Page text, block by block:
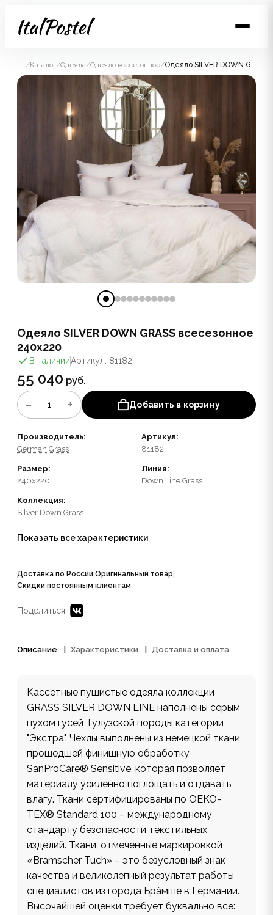
/Каталог/Одеяла/Одеяло всесезонное/ Одеяло SILVER DOWN GRASS всесезонное 240x220
Одеяло SILVER DOWN GRASS всесезонное
240x220
В наличииАртикул: 81182
55 040 руб.
− 1 + Добавить в корзину
Производитель:
German Grass
Артикул:
81182
Размер:
240x220
Линия:
Down Line Grass
Коллекция:
Silver Down Grass
Показать все характеристики
Доставка по России Оригинальный товар
Скидки постоянным клиентам
Поделиться:
Описание Характеристики Доставка и оплата
Кассетные пушистые одеяла коллекции
GRASS SILVER DOWN LINE наполнены серым
пухом гусей Тулузской породы категории
"Экстра". Чехлы выполнены из немецкой ткани,
прошедшей финишную обработку
SanProCare® Sensitive, которая позволяет
материалу усиленно поглощать и отдавать
влагу. Ткани сертифицированы по OEKO-
TEX® Standard 100 – международному
стандарту безопасности текстильных
изделий. Ткани, отмеченные маркировкой
«Bramscher Tuch» – это безусловный знак
качества и великолепный результат работы
специалистов из города Бра́мше в Германии.
Высочайшей оценки требует буквально все: